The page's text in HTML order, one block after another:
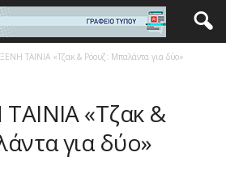
ΤΑΙΝΙΑ «Τζακ & Ρόουζ: Μπαλάντα για δύο»
«Τζακ &
για δύο»